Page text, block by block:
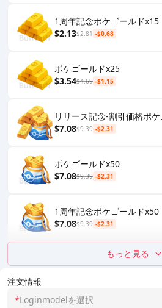
注文情報
*Loginmodelを選択
1周年記念ポケゴールドx15
$2.13$2.81 -$0.68
ポケゴールドx25
$3.54$4.69 -$1.15
リリース記念-割引価格ポ
$7.08$9.39 -$2.31
ポケゴールドx50
$7.08$9.39 -$2.31
1周年記念ポケゴールドx50
$7.08$9.39 -$2.31
もっと見る